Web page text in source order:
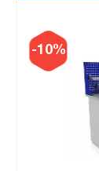
-10%